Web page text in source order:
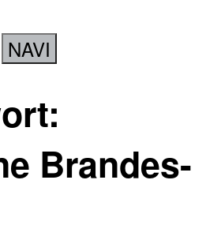
NAVI
Brandes-